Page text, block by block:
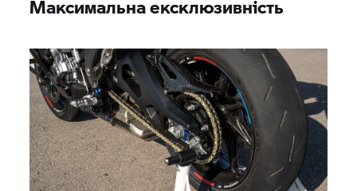
Максимальна ексклюзивність